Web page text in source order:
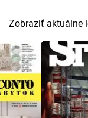
Zobraziť aktuálne